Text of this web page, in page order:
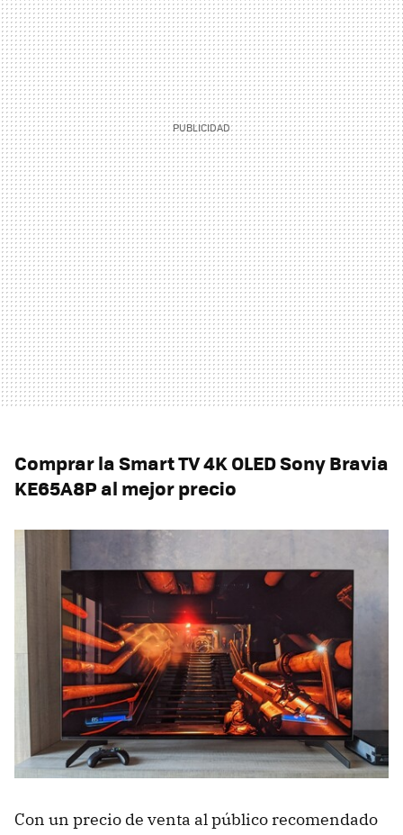
Comprar la Smart TV 4K OLED Sony Bravia
KE65A8P al mejor precio
Con un precio de venta al público recomendado